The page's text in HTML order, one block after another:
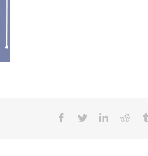
Facebook
TwitterLinkedin